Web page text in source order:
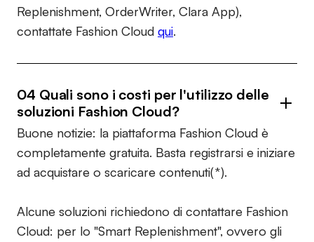
Replenishment, OrderWriter, Clara App),
contattate Fashion Cloud qui.
04 Quali sono i costi per l'utilizzo delle
soluzioni Fashion Cloud?
Buone notizie: la piattaforma Fashion Cloud è
completamente gratuita. Basta registrarsi e iniziare
ad acquistare o scaricare contenuti(*).
Alcune soluzioni richiedono di contattare Fashion
Cloud: per lo "Smart Replenishment", ovvero gli